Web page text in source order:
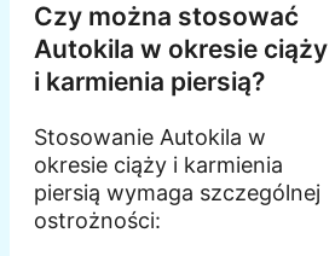
Czy można stosować
Autokila w okresie ciąży
i karmienia piersią?
Stosowanie Autokila w
okresie ciąży i karmienia
piersią wymaga szczególnej
ostrożności: